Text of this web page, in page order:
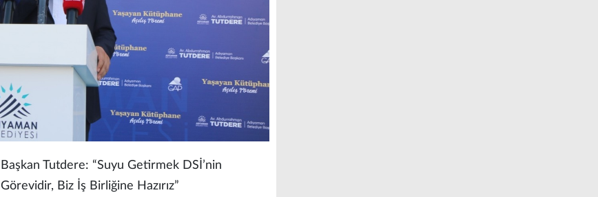
Başkan Tutdere: “Suyu Getirmek DSİ’nin
Görevidir, Biz İş Birliğine Hazırız”